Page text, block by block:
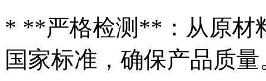
* **严格检测**：从原材
国家标准，确保产品质量